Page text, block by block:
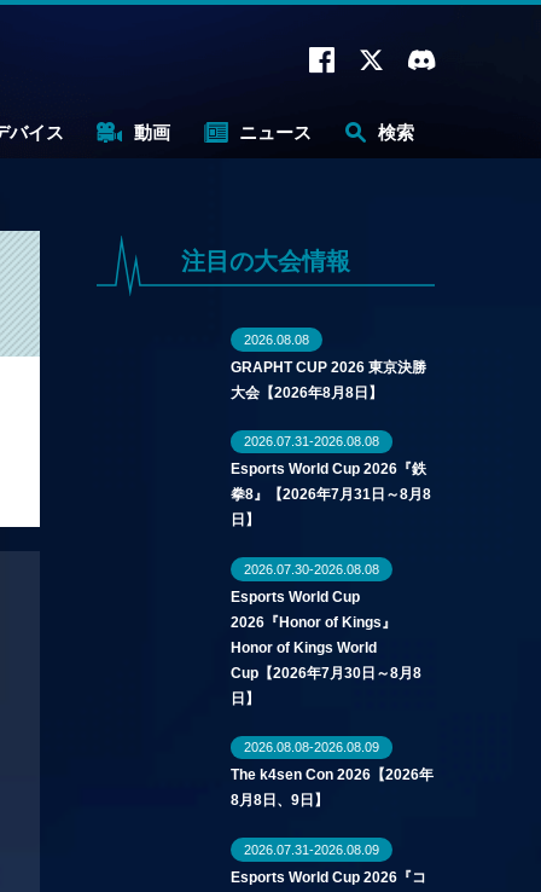
バイス 動画 ニュース 検索
注目の大会情報
2026.08.08
GRAPHT CUP 2026 東京決勝
大会【2026年8月8日】
2026.07.31-2026.08.08
Esports World Cup 2026『鉄
拳8』【2026年7月31日～8月8
日】
2026.07.30-2026.08.08
Esports World Cup
2026『Honor of Kings』
Honor of Kings World
Cup【2026年7月30日～8月8
日】
2026.08.08-2026.08.09
The k4sen Con 2026【2026年
8月8日、9日】
2026.07.31-2026.08.09
Esports World Cup 2026『コ